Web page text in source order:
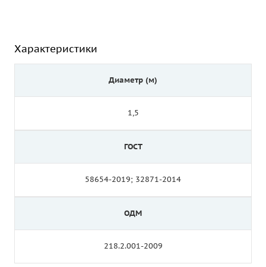
Характеристики
Диаметр (м)
1,5
ГОСТ
58654-2019; 32871-2014
ОДМ
218.2.001-2009